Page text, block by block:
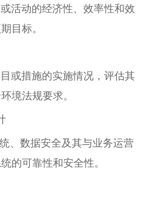
活动的经济性、效率性和效
目标。
或措施的实施情况，评估其
境法规要求。
、数据安全及其与业务运营
的可靠性和安全性。